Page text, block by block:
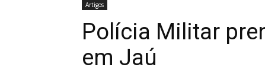
Artigos
Polícia Militar
em Jaú